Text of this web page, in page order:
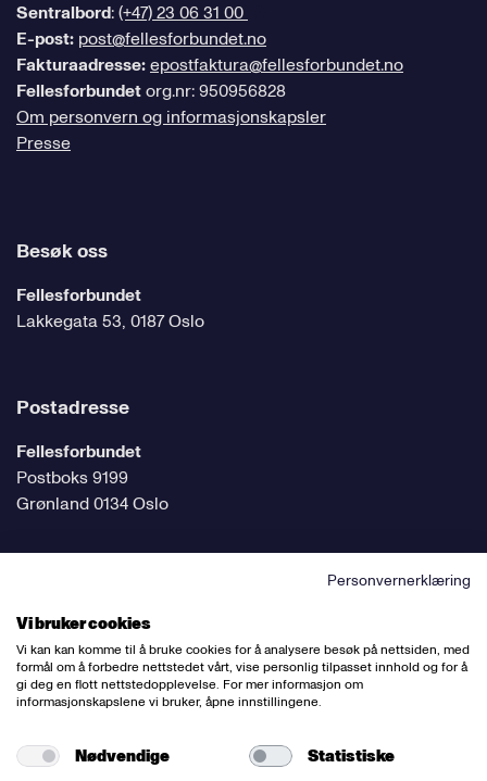
Sentralbord:(+47) 23 06 31 00
E-post: post@fellesforbundet.no
Fakturaadresse:epostfaktura@fellesforbundet.no
Fellesforbundetorg.nr: 950956828
Om personvern og informasjonskapsler
Presse
Besøk oss
Fellesforbundet
Lakkegata 53, 0187 Oslo
Postadresse
Fellesforbundet
Postboks 9199
Grønland 0134 Oslo
Følg oss på sosiale medier
Nettredaktør:Willy Bergsnov
Personvernerklæring
Vi bruker cookies
Vi kan kan komme til å bruke cookies for å analysere besøk på nettsiden, med
formål om å forbedre nettstedet vårt, vise personlig tilpasset innhold og for å
gi deg en flott nettstedopplevelse. For mer informasjon om
informasjonskapslene vi bruker, åpne innstillingene.
Nødvendige Statistiske